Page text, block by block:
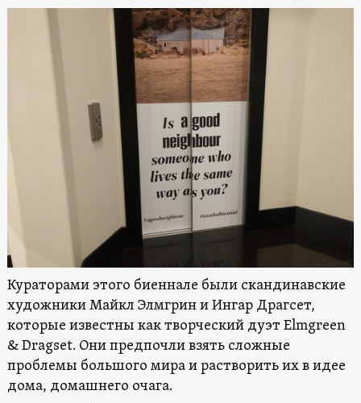
Кураторами этого биеннале были скандинавские
художники Майкл Элмгрин и Ингар Драгсет,
которые известны как творческий дуэт Elmgreen
& Dragset. Они предпочли взять сложные
проблемы большого мира и растворить их в идее
дома, домашнего очага.